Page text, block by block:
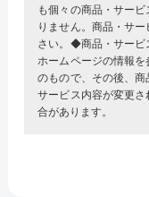
も個々の商品・サー
りません。商品・サ
さい。◆商品・サービ
ホームページの情報
のもので、その後、
サービス内容が変更
合があります。